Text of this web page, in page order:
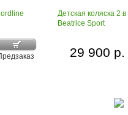
Детская коляска 2
Beatrice Sport
29 900 р.